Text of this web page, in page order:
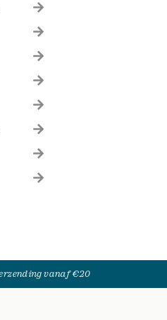
vanaf €20